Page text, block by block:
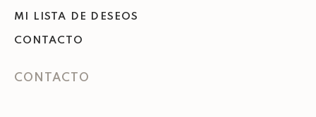
MI LISTA DE DESEOS
CONTACTO
CONTACTO